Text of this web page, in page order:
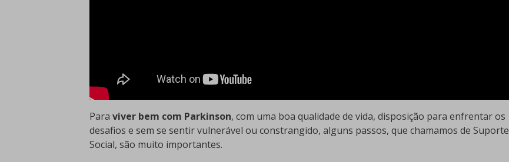
Para viver bem com Parkinson, com uma boa qualidade de vida, disposição para enfrentar os
desafios e sem se sentir vulnerável ou constrangido, alguns passos, que chamamos de Suporte
Social, são muito importantes.